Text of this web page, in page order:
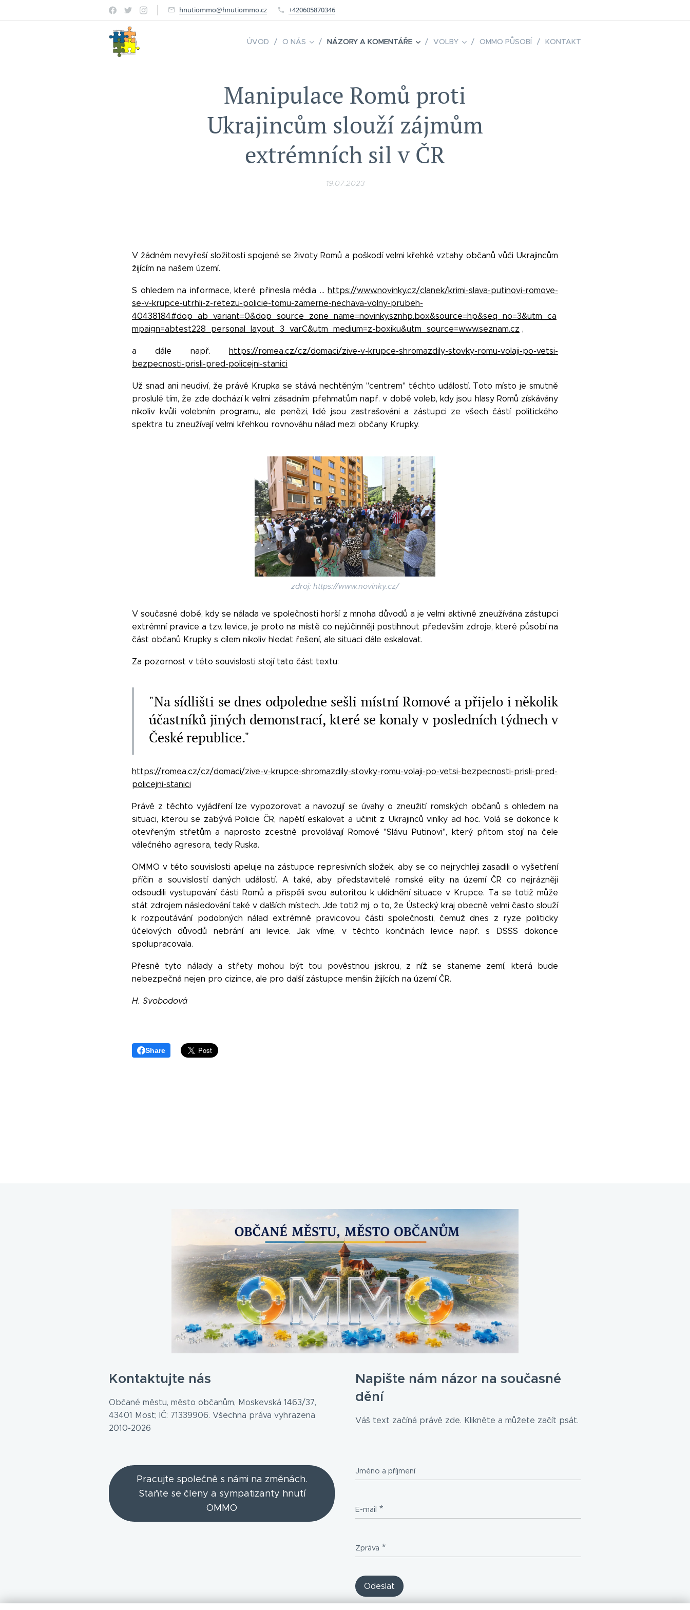
hnutiommo@hnutiommo.cz +420605870346
ÚVOD O NÁS NÁZORY A KOMENTÁŘE VOLBY OMMO PŮSOBÍ KONTAKT
Manipulace Romů proti
Ukrajincům slouží zájmům
extrémních sil v ČR
19.07.2023
V žádném nevyřeší složitosti spojené se životy Romů a poškodí velmi křehké vztahy občanů vůči Ukrajincům
žijícím na našem území.
S ohledem na informace, které přinesla média ... https://www.novinky.cz/clanek/krimi-slava-putinovi-romove-
se-v-krupce-utrhli-z-retezu-policie-tomu-zamerne-nechava-volny-prubeh-
40438184#dop_ab_variant=0&dop_source_zone_name=novinky.sznhp.box&source=hp&seq_no=3&utm_ca
mpaign=abtest228_personal_layout_3_varC&utm_medium=z-boxiku&utm_source=www.seznam.cz ,
a dále např. https://romea.cz/cz/domaci/zive-v-krupce-shromazdily-stovky-romu-volaji-po-vetsi-
bezpecnosti-prisli-pred-policejni-stanici
Už snad ani neudiví, že právě Krupka se stává nechtěným "centrem" těchto událostí. Toto místo je smutně
proslulé tím, že zde dochází k velmi zásadním přehmatům např. v době voleb, kdy jsou hlasy Romů získávány
nikoliv kvůli volebním programu, ale penězi, lidé jsou zastrašováni a zástupci ze všech částí politického
spektra tu zneužívají velmi křehkou rovnováhu nálad mezi občany Krupky.
zdroj: https://www.novinky.cz/
V současné době, kdy se nálada ve společnosti horší z mnoha důvodů a je velmi aktivně zneužívána zástupci
extrémní pravice a tzv. levice, je proto na místě co nejúčinněji postihnout především zdroje, které působí na
část občanů Krupky s cílem nikoliv hledat řešení, ale situaci dále eskalovat.
Za pozornost v této souvislosti stojí tato část textu:
"Na sídlišti se dnes odpoledne sešli místní Romové a přijelo i několik
účastníků jiných demonstrací, které se konaly v posledních týdnech v
České republice."
https://romea.cz/cz/domaci/zive-v-krupce-shromazdily-stovky-romu-volaji-po-vetsi-bezpecnosti-prisli-pred-
policejni-stanici
Právě z těchto vyjádření lze vypozorovat a navozují se úvahy o zneužití romských občanů s ohledem na
situaci, kterou se zabývá Policie ČR, napětí eskalovat a učinit z Ukrajinců viníky ad hoc. Volá se dokonce k
otevřeným střetům a naprosto zcestně provolávají Romové "Slávu Putinovi", který přitom stojí na čele
válečného agresora, tedy Ruska.
OMMO v této souvislosti apeluje na zástupce represivních složek, aby se co nejrychleji zasadili o vyšetření
příčin a souvislostí daných událostí. A také, aby představitelé romské elity na území ČR co nejrázněji
odsoudili vystupování části Romů a přispěli svou autoritou k uklidnění situace v Krupce. Ta se totiž může
stát zdrojem následování také v dalších místech. Jde totiž mj. o to, že Ústecký kraj obecně velmi často slouží
k rozpoutávání podobných nálad extrémně pravicovou části společnosti, čemuž dnes z ryze politicky
účelových důvodů nebrání ani levice. Jak víme, v těchto končinách levice např. s DSSS dokonce
spolupracovala.
Přesně tyto nálady a střety mohou být tou pověstnou jiskrou, z níž se staneme zemí, která bude
nebezpečná nejen pro cizince, ale pro další zástupce menšin žijících na území ČR.
H. Svobodová
Share
Kontaktujte nás
Občané městu, město občanům, Moskevská 1463/37,
43401 Most; IČ: 71339906. Všechna práva vyhrazena
2010-2026
Pracujte společně s námi na změnách.
Staňte se členy a sympatizanty hnutí
OMMO
Napište nám názor na současné
dění
Váš text začíná právě zde. Klikněte a můžete začít psát.
Jméno a příjmení
E-mail
Zpráva
Odeslat